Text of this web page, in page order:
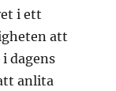
i ett
att
dagens
anlita